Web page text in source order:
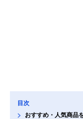
目次
おすすめ・人気商品